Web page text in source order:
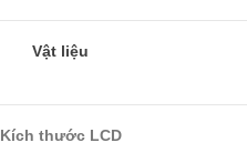
Vật liệu
Kích thước LCD